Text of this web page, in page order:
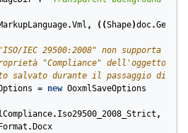
.Vml , ((Shape)doc.
IEC 29500:2008" non supporta le
"Compliance" dell'oggetto
salvato durante il passaggio di
= new OoxmlSaveOptions
. Iso29500_2008_Strict ,
. Docx